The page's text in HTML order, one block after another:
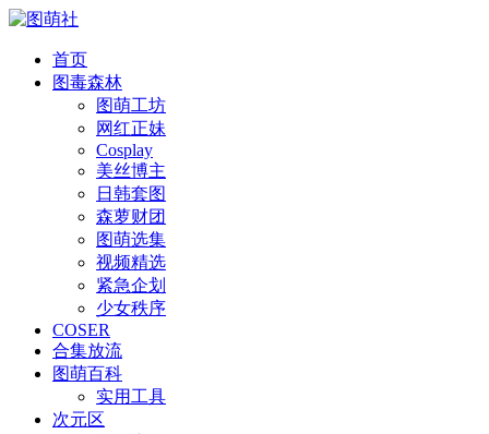
首页
图毒森林
图萌工坊
网红正妹
Cosplay
美丝博主
日韩套图
森萝财团
图萌选集
视频精选
紧急企划
少女秩序
COSER
合集放流
图萌百科
实用工具
次元区